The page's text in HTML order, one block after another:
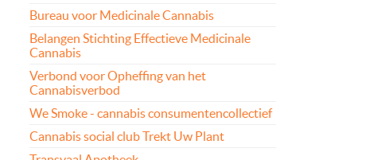
Bureau voor Medicinale Cannabis
Belangen Stichting Effectieve Medicinale
Cannabis
Verbond voor Opheffing van het
Cannabisverbod
We Smoke - cannabis consumentencollectief
Cannabis social club Trekt Uw Plant